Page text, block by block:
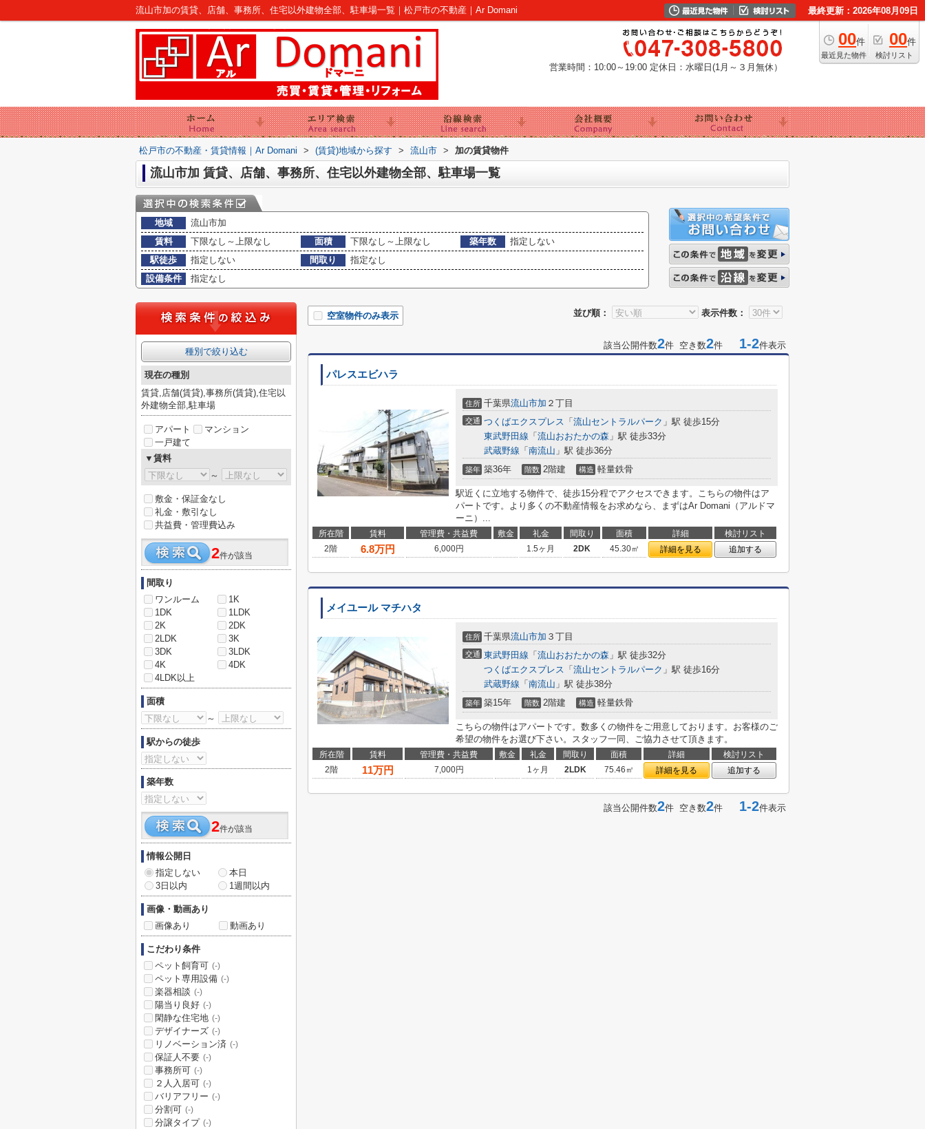
流山市加の賃貸、店舗、事務所、住宅以外建物全部、駐車場一覧｜松戸市の不動産｜Ar Domani 最終更新：2026年08月09日
00件
最近見た物件
00件
検討リスト
営業時間：10:00～19:00 定休日：水曜日(1月～３月無休）
松戸市の不動産・賃貸情報｜Ar Domani > (賃貸)地域から探す > 流山市 > 加の賃貸物件
流山市加 賃貸、店舗、事務所、住宅以外建物全部、駐車場一覧
地域
流山市加
賃料
下限なし～上限なし 面積 下限なし～上限なし 築年数
指定しない
駅徒歩
指定しない 間取り
指定なし
設備条件
指定なし
並び順： 表示件数：
空室物件のみ表示
該当公開件数2件 空き数2件 1-2件表示
パレスエビハラ
住所 千葉県流山市加 ２丁目
交通 つくばエクスプレス 「 流山セントラルパーク 」駅 徒歩15分
東武野田線 「 流山おおたかの森 」駅 徒歩33分
武蔵野線 「 南流山 」駅 徒歩36分
築年 築36年 階数 2階建 構造 軽量鉄骨
駅近くに立地する物件で、徒歩15分程でアクセスできます。こちらの物件はア
パートです。より多くの不動産情報をお求めなら、まずはAr Domani（アルドマ
ーニ）...
所在階 賃料 管理費・共益費 敷金 礼金 間取り 面積 詳細
検討リスト
2階
6.8万円 6,000円 1.5ヶ月 2DK 45.30㎡ 詳細を見る 追加する
メイユール マチハタ
住所 千葉県流山市加 ３丁目
交通 東武野田線 「 流山おおたかの森 」駅 徒歩32分
つくばエクスプレス 「 流山セントラルパーク 」駅 徒歩16分
武蔵野線 「 南流山 」駅 徒歩38分
築年 築15年 階数 2階建 構造 軽量鉄骨
こちらの物件はアパートです。数多くの物件をご用意しております。お客様のご
希望の物件をお選び下さい。スタッフ一同、ご協力させて頂きます。
所在階 賃料 管理費・共益費 敷金 礼金 間取り 面積 詳細
検討リスト
2階
11万円 7,000円 1ヶ月 2LDK 75.46㎡ 詳細を見る 追加する
該当公開件数2件 空き数2件 1-2件表示
種別で絞り込む
現在の種別
賃貸,店舗(賃貸),事務所(賃貸),住宅以
外建物全部,駐車場
アパート
マンション
一戸建て
▼賃料
～
敷金・保証金なし
礼金・敷引なし
共益費・管理費込み
2件が該当
間取り
ワンルーム
1K
1DK
1LDK
2K
2DK
2LDK
3K
3DK
3LDK
4K
4DK
4LDK以上
面積
～
駅からの徒歩
築年数
2件が該当
情報公開日
指定しない
本日
3日以内
1週間以内
画像・動画あり
画像あり
動画あり
こだわり条件
ペット飼育可 (-)
ペット専用設備 (-)
楽器相談 (-)
陽当り良好 (-)
閑静な住宅地 (-)
デザイナーズ (-)
リノベーション済 (-)
保証人不要 (-)
事務所可 (-)
２人入居可 (-)
バリアフリー (-)
分割可 (-)
分譲タイプ (-)